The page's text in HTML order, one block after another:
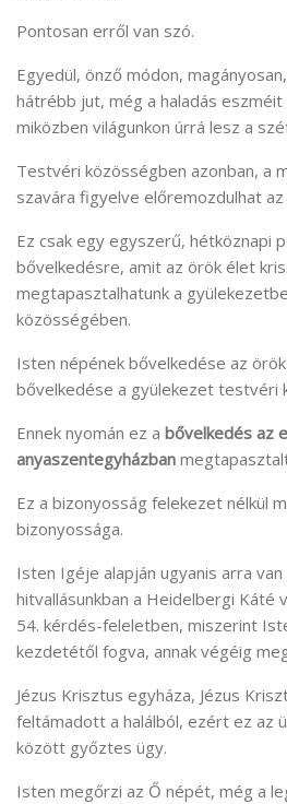
Pontosan erről van szó.
Egyedül, önző módon,
hátrébb jut, még a haladás
miközben világunkon úrrá lesz a
Testvéri közösségben azonban, a
szavára figyelve előremozdulhat az
Ez csak egy egyszerű, hétköznapi
bővelkedésre, amit az örök élet
megtapasztalhatunk a
közösségében.
Isten népének bővelkedése az
bővelkedése a gyülekezet testvéri
Ennek nyomán ez a bővelkedés az
anyaszentegyházban
Ez a bizonyosság felekezet nélkül
bizonyossága.
Isten Igéje alapján ugyanis arra
hitvallásunkban a Heidelbergi Káté
54. kérdés-feleletben, miszerint
kezdetétől fogva, annak végéig
Jézus Krisztus egyháza, Jézus
feltámadott a halálból, ezért ez az
között győztes ügy.
Isten megőrzi az Ő népét, még a